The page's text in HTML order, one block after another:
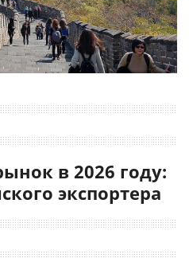
в 2026 году:
экспортера